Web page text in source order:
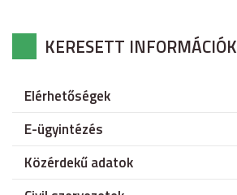
KERESETT INFORMÁCIÓK
Elérhetőségek
E-ügyintézés
Közérdekű adatok